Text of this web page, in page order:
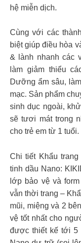
hệ miễn dịch.
Cùng với các
biệt giúp điều hòa
& lành nhanh các
làm giảm thiểu
Dưỡng ẩm sâu,
mạc. Sản phẩm
sinh dục ngoài,
sẽ tươi mát trong
cho trẻ em từ 1 tuổi.
Chi tiết Khẩu
tinh dầu Nano:
lớp bảo vệ và
vẫn thời trang –
mũi, miệng và 2
vệ tốt nhất cho
được thiết kế tới 5